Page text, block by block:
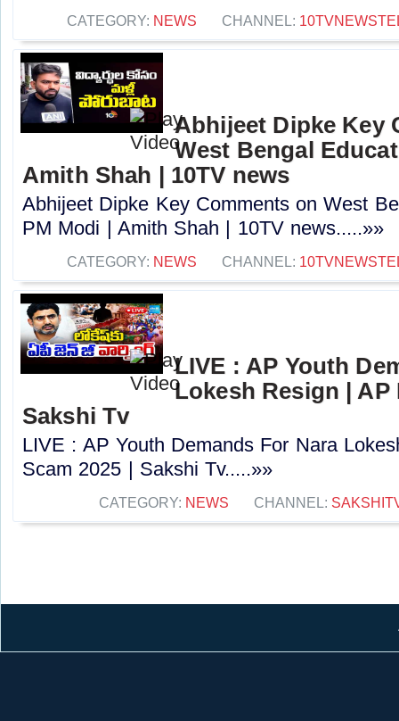
CATEGORY: NEWS CHANNEL:
Abhijeet Dipke Key
West Bengal
Amith Shah | 10TV news
Abhijeet Dipke Key Comments on West
PM Modi | Amith Shah | 10TV news.....»»
CATEGORY: NEWS CHANNEL:
LIVE : AP Youth
Lokesh Resign | AP
Sakshi Tv
LIVE : AP Youth Demands For Nara
Scam 2025 | Sakshi Tv.....»»
CATEGORY: NEWS CHANNEL: